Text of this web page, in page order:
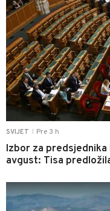
SVIJET Pre 3 h
Izbor za predsjednika
avgust: Tisa